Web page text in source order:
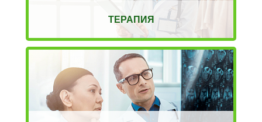
ТЕРАПИЯ